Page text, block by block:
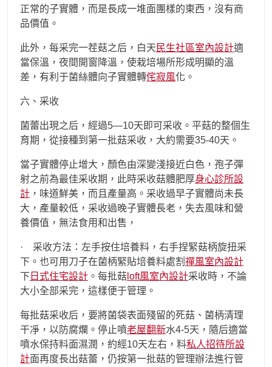
正常的子實體，而是長成一堆面團樣的東西，沒有商
品價值。
此外，每采完一茬菇之后，白天 民生社區室內設計適
當保溫，夜間開窗降溫，使栽培場所形成明顯的溫
差，有利于菌絲體向子實體轉侘寂風化。
六、采收
菌蕾出現之后，經過5—10天即可采收。平菇的整個生
育期，從接種到第一批菇采收，大約需要35-40天。
當子實體停止增大，顏色由深變淺接近白色，孢子彈
射之前為最佳采收期，此時采收菇體肥厚身心診所設
計 ，味道鮮美，而且產量高。采收過早子實體尚未長
大，產量較低，采收過晚子實體長老，失去風味和營
養價值，無法食用和出售，
· 采收方法：左手按住培養料，右手捏緊菇柄旋扭采
下。也可用刀子在菌柄緊貼培養料處割 禪風室內設計
下 日式住宅設計 。每批菇 loft風室內設計采收時，不論
大小全部采完，這樣便于管理。
每批菇采收后，要將菌袋表面殘留的死菇、菌柄清理
干凈，以防腐爛。停止噴老屋翻新水4-5天，隨后適當
噴水保持料面濕潤，約經10天左右，料私人招待所設
計面再度長出菇蕾，仍按第一批菇的管理辦法進行管